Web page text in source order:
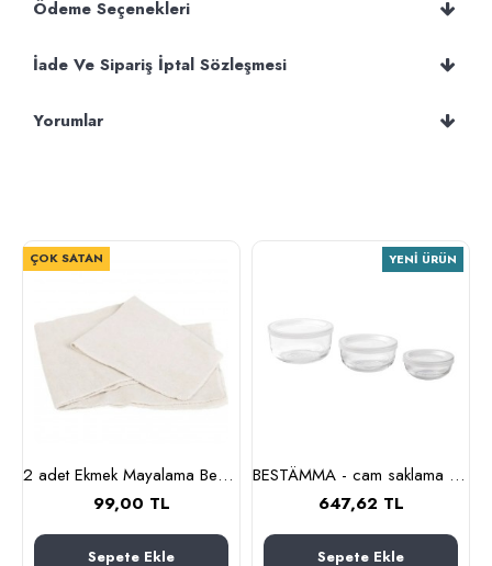
Ödeme Seçenekleri
İade Ve Sipariş İptal Sözleşmesi
Yorumlar
ÇOK SATAN
2 adet Ekmek Mayalama Bezi 50x70 cm, %100 Pamuk Amerikan Pasa Bezi
99,00 TL
Sepete Ekle
YENI ÜRÜN
BESTÄMMA - cam saklama kabı seti (cam)
647,62 TL
Sepete Ekle